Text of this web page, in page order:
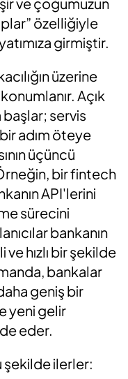
özelliğiyle
girmiştir.
üzerine
Açık
başlar; servis
bir adım öteye
üçüncü
bir fintech
API'lerini
sürecini
bankanın
ve hızlı bir şekilde
bankalar
geniş bir
yeni gelir
eder.
şekilde ilerler: